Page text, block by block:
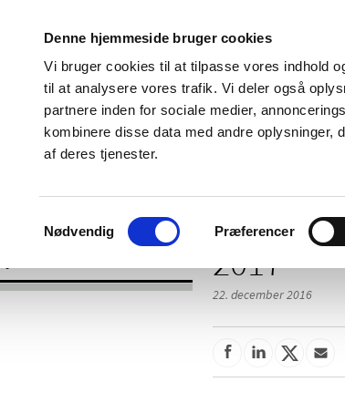
Denne hjemmeside bruger cookies
Vi bruger cookies til at tilpasse vores indhold
til at analysere vores trafik. Vi deler også
partnere inden for sociale medier,
kombinere disse data med andre oplysninger,
af deres tjenester.
Samtykkevalg
Nødvendig Præferencer
Godkendelse og
Bivirkninger og
produktinformation
2017
22. december 2016